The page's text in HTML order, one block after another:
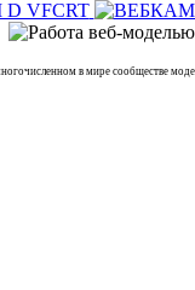
в мире сообществе